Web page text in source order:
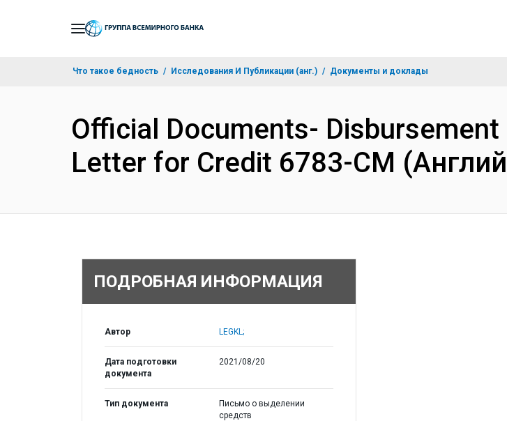
Что такое бедность Исследования И Публикации (анг.) Документы и доклады
Official Documents-
Letter for Credit 6783-CM
ПОДРОБНАЯ ИНФОРМАЦИЯ
Автор LEGKL;
Дата подготовки
документа
2021/08/20
Тип документа
Письмо о выделении
средств